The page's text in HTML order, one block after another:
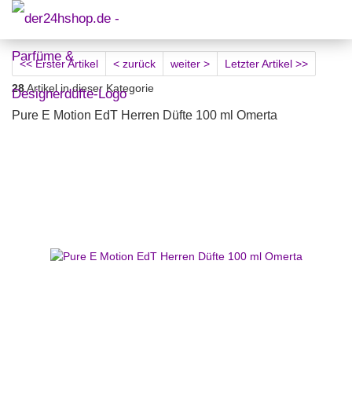
<< Erster Artikel < zurück weiter >
Letzter Artikel >>
28Artikel in dieser Kategorie
Pure E Motion EdT Herren Düfte 100 ml Omerta